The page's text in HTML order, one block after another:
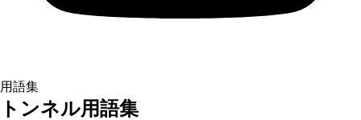
用語集
トンネル用語集